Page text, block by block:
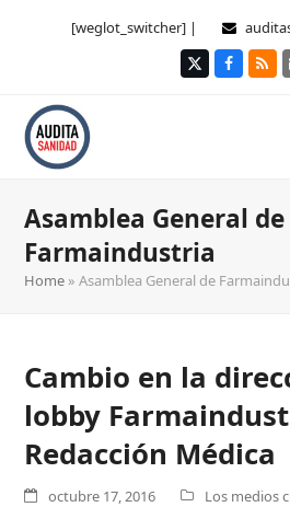
[weglot_switcher] |
Twitter RSS
Asamblea General de
Farmaindustria
Home »Asamblea General de
Cambio en la
lobby
Redacción Médica
octubre 17, 2016
Los medios